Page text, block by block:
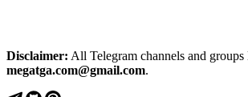
Disclaimer: All Telegram channels and
megatga.com@gmail.com.